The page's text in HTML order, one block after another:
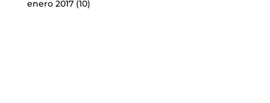
enero 2017(10)